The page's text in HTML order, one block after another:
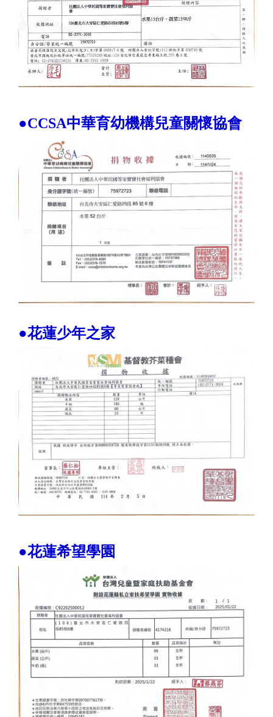
●CCSA中華育幼機構兒童關懷協會
●花蓮少年之家
●花蓮希望學園